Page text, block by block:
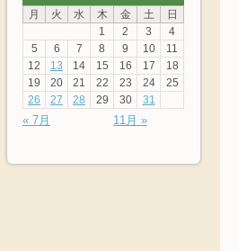
月 火 水 木 金 土 日
« 7月 11月 »
1 2 3
4
5
6 7 8 9 10
11
12
13 14 15 16 17
18
19
20 21 22 23 24
25
26
27 28 29 30 31